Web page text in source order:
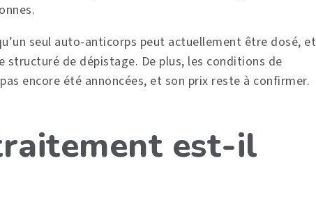
seul auto-anticorps peut actuellement être dosé, et
structuré de dépistage. De plus, les conditions de
encore été annoncées, et son prix reste à confirmer.
est-il